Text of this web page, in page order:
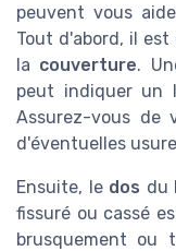
peuvent vous
Tout d'abord, il
la couverture.
peut indiquer un
Assurez-vous de
d'éventuelles
Ensuite, le dos du
fissuré ou cassé
brusquement ou